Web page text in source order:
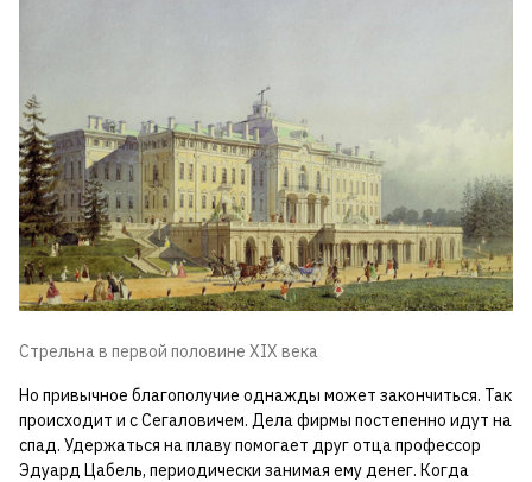
Стрельна в первой половине XIX века
Но привычное благополучие однажды может закончиться. Так
происходит и с Сегаловичем. Дела фирмы постепенно идут на
спад. Удержаться на плаву помогает друг отца профессор
Эдуард Цабель, периодически занимая ему денег. Когда